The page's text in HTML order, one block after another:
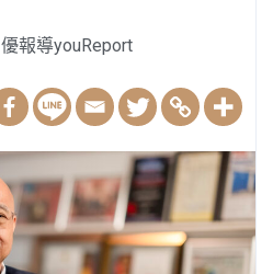
優報導youReport